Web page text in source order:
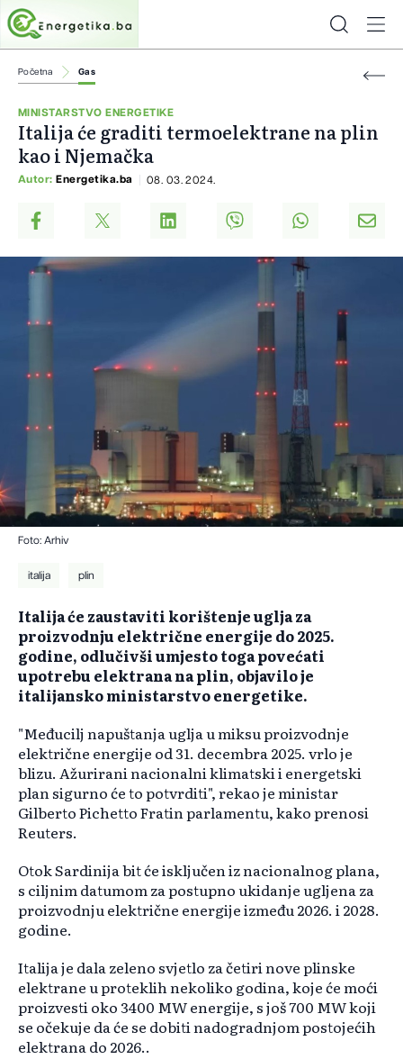
Početna Gas
MINISTARSTVO ENERGETIKE
Italija će graditi termoelektrane na plin
kao i Njemačka
Autor: Energetika.ba 08. 03. 2024.
Foto: Arhiv
italija plin
Italija će zaustaviti korištenje uglja za
proizvodnju električne energije do 2025.
godine, odlučivši umjesto toga povećati
upotrebu elektrana na plin, objavilo je
italijansko ministarstvo energetike.
"Međucilj napuštanja uglja u miksu proizvodnje
električne energije od 31. decembra 2025. vrlo je
blizu. Ažurirani nacionalni klimatski i energetski
plan sigurno će to potvrditi", rekao je ministar
Gilberto Pichetto Fratin parlamentu, kako prenosi
Reuters.
Otok Sardinija bit će isključen iz nacionalnog plana,
s ciljnim datumom za postupno ukidanje ugljena za
proizvodnju električne energije između 2026. i 2028.
godine.
Italija je dala zeleno svjetlo za četiri nove plinske
elektrane u proteklih nekoliko godina, koje će moći
proizvesti oko 3400 MW energije, s još 700 MW koji
se očekuje da će se dobiti nadogradnjom postojećih
elektrana do 2026..